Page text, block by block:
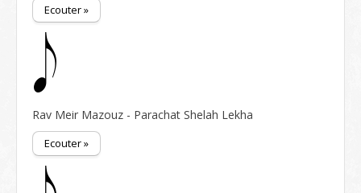
Ecouter »
Rav Meir Mazouz - Parachat Shelah Lekha
Ecouter »